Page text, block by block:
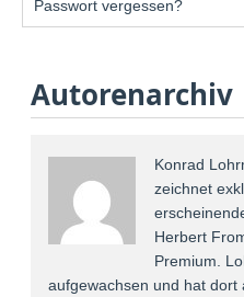
Passwort vergessen?
Autorenarchiv
Konrad
zeichnet
Herbert
Premium.
aufgewachsen und hat dort